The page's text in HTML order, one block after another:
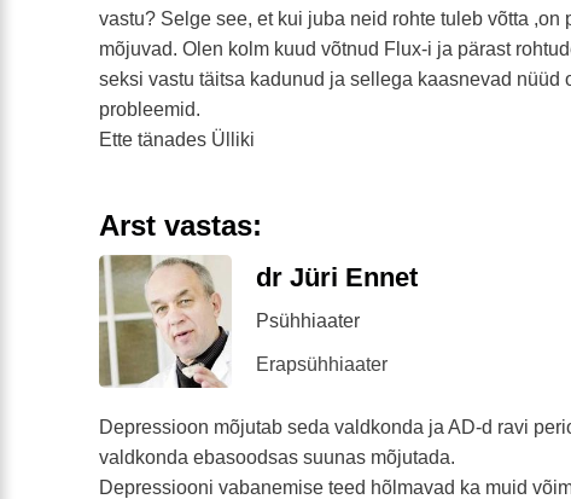
vastu? Selge see, et kui juba neid rohte tuleb võtta ,on
mõjuvad. Olen kolm kuud võtnud Flux-i ja pärast
seksi vastu täitsa kadunud ja sellega kaasnevad nüüd
probleemid.
Ette tänades Ülliki
Arst vastas:
dr Jüri Ennet
Psühhiaater
Erapsühhiaater
Depressioon mõjutab seda valdkonda ja AD-d ravi
valdkonda ebasoodsas suunas mõjutada.
Depressiooni vabanemise teed hõlmavad ka muid